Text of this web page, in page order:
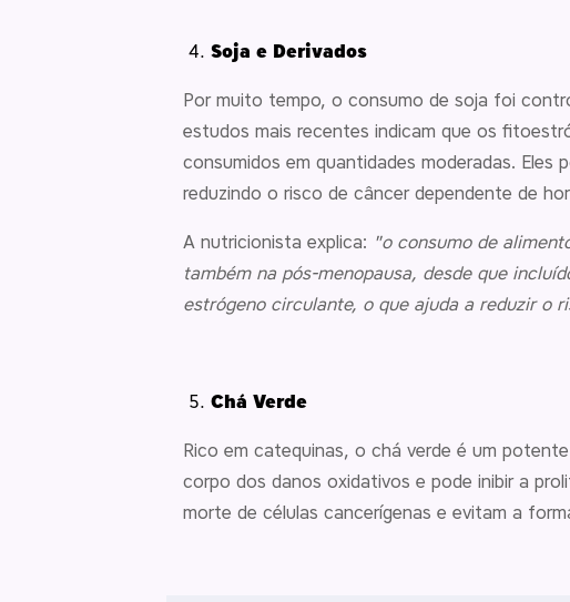
Soja e Derivados
Por muito tempo, o consumo de soja foi
estudos mais recentes indicam que os
consumidos em quantidades moderadas.
reduzindo o risco de câncer dependente de
A nutricionista explica: "o consumo de
também na pós-menopausa, desde que
estrógeno circulante, o que ajuda a reduzir o
Chá Verde
Rico em catequinas, o chá verde é um
corpo dos danos oxidativos e pode inibir a
morte de células cancerígenas e evitam a